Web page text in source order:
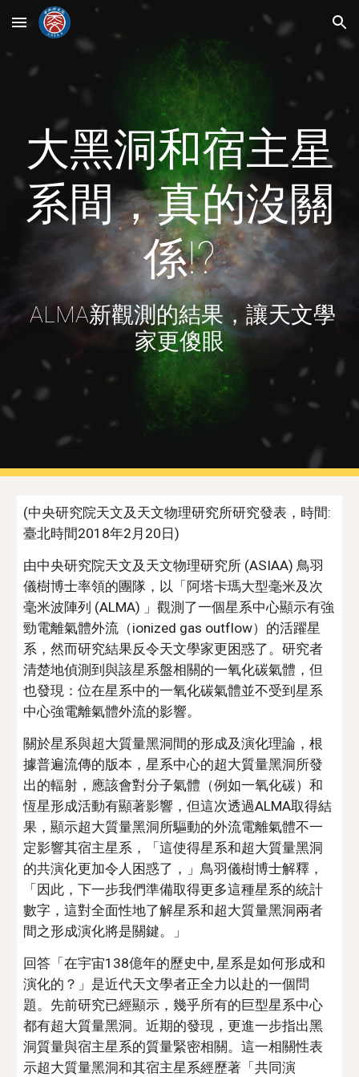
Skip to main content Skip to navigation
大黑洞和宿主星
系間，真的沒關
係!?
家更傻眼
(中央研究院天文及天文物理研究所研究發表，時間:
臺北時間2018年2月20日)
由中央研究院天文及天文物理研究所 (ASIAA) 鳥羽
儀樹博士率領的團隊，以「阿塔卡瑪大型毫米及次
毫米波陣列 (ALMA) 」觀測了一個星系中心顯示有強
勁電離氣體外流（ionized gas outflow）的活躍星
系，然而研究結果反令天文學家更困惑了。研究者
清楚地偵測到與該星系盤相關的一氧化碳氣體，但
也發現：位在星系中的一氧化碳氣體並不受到星系
中心強電離氣體外流的影響。
關於星系與超大質量黑洞間的形成及演化理論，根
據普遍流傳的版本，星系中心的超大質量黑洞所發
出的輻射，應該會對分子氣體（例如一氧化碳）和
恆星形成活動有顯著影響，但這次透過ALMA取得結
果，顯示超大質量黑洞所驅動的外流電離氣體不一
定影響其宿主星系，「這使得星系和超大質量黑洞
的共演化更加令人困惑了，」鳥羽儀樹博士解釋，
「因此，下一步我們準備取得更多這種星系的統計
數字，這對全面性地了解星系和超大質量黑洞兩者
間之形成演化將是關鍵。」
回答「在宇宙138億年的歷史中, 星系是如何形成和
演化的？」是近代天文學者正全力以赴的一個問
題。先前研究已經顯示，幾乎所有的巨型星系中心
都有超大質量黑洞。近期的發現，更進一步指出黑
洞質量與宿主星系的質量緊密相關。這一相關性表
示超大質量黑洞和其宿主星系經歷著「共同演